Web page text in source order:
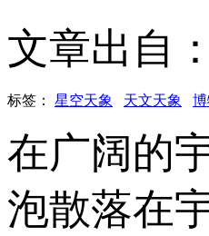
文章出自
标签： 星空天象 天文天象
在广阔的
泡散落在